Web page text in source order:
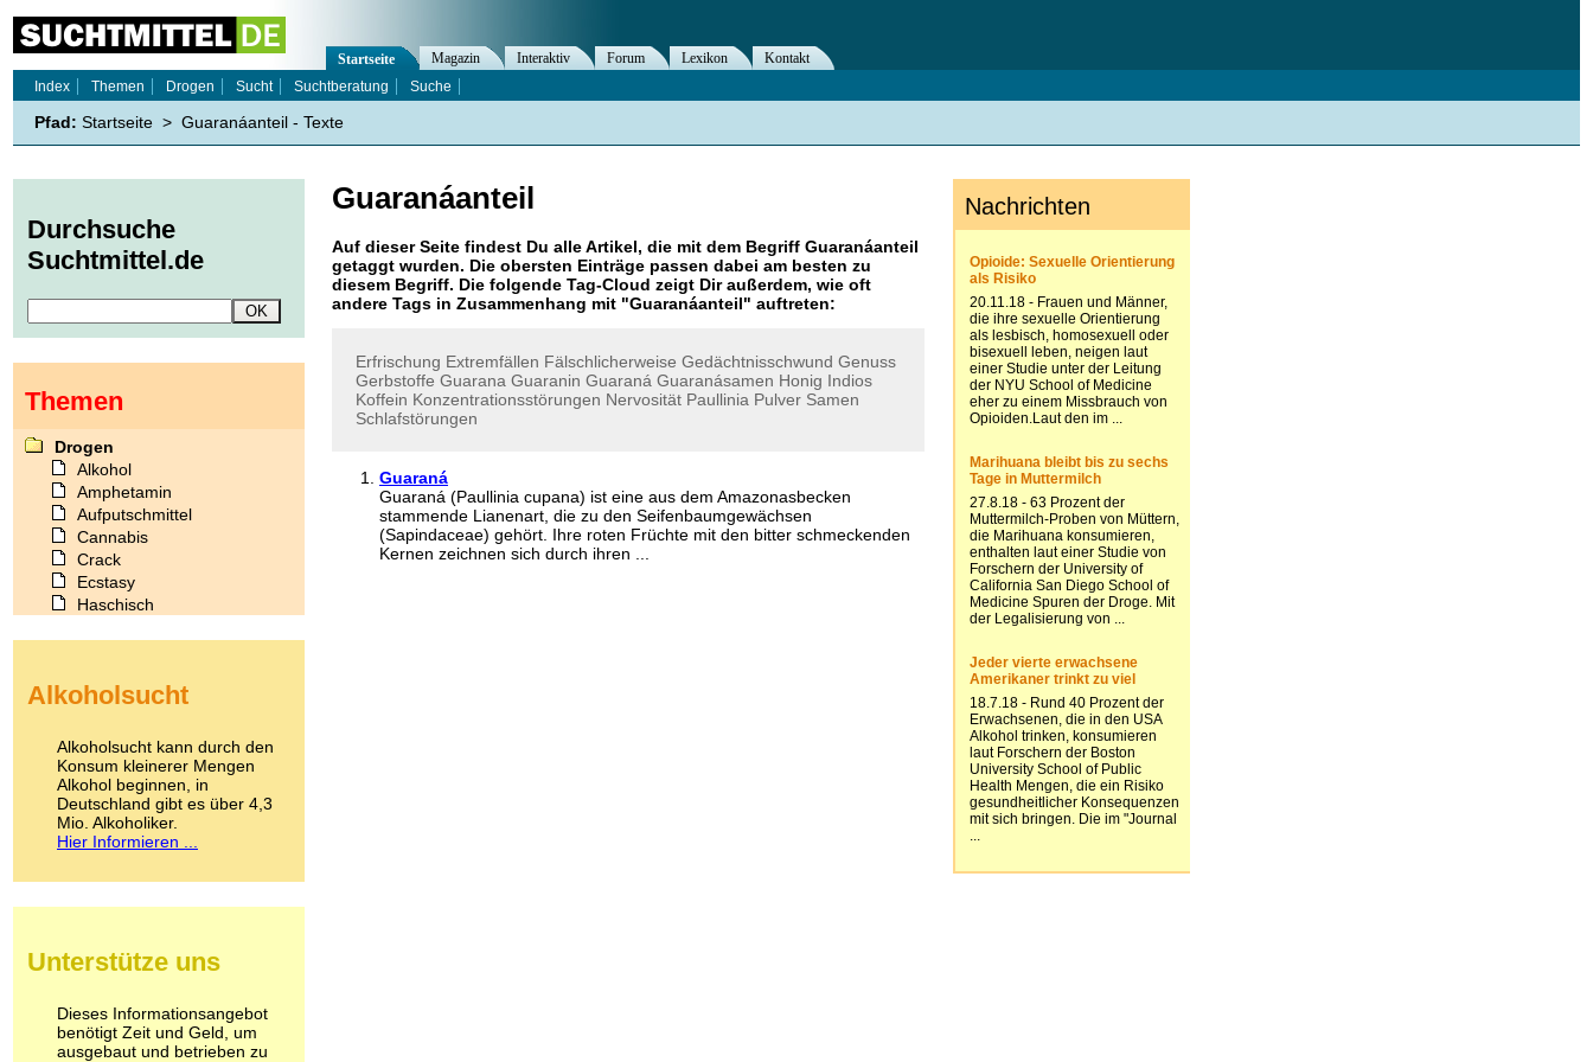
Guaranáanteil
Auf dieser Seite findest Du alle Artikel, die mit dem Begriff Guaranáanteil
getaggt wurden. Die obersten Einträge passen dabei am besten zu
diesem Begriff. Die folgende Tag-Cloud zeigt Dir außerdem, wie oft
andere Tags in Zusammenhang mit "Guaranáanteil" auftreten:
Erfrischung Extremfällen Fälschlicherweise Gedächtnisschwund Genuss
Gerbstoffe Guarana Guaranin Guaraná Guaranásamen Honig Indios
Koffein Konzentrationsstörungen Nervosität Paullinia Pulver Samen
Schlafstörungen
Guaraná
Guaraná (Paullinia cupana) ist eine aus dem Amazonasbecken
stammende Lianenart, die zu den Seifenbaumgewächsen
(Sapindaceae) gehört. Ihre roten Früchte mit den bitter schmeckenden
Kernen zeichnen sich durch ihren ...
Startseite Magazin Interaktiv Forum Lexikon
Kontakt
Index
Themen Drogen Sucht Suchtberatung Suche
Pfad: Startseite > Guaranáanteil - Texte
Durchsuche
Suchtmittel.de
Themen
Drogen
Alkohol
Amphetamin
Aufputschmittel
Cannabis
Crack
Ecstasy
Haschisch
Kokain
LSD
Marihuana
Medikamente
Meskalin
Metamphetamin
Methadon
Pilze
Psychopharmaka
Schlafmittel
Schmerzmittel
Alkoholsucht
Alkoholsucht kann durch den
Konsum kleinerer Mengen
Alkohol beginnen, in
Deutschland gibt es über 4,3
Mio. Alkoholiker.
Hier Informieren ...
Unterstütze uns
Dieses Informationsangebot
benötigt Zeit und Geld, um
ausgebaut und betrieben zu